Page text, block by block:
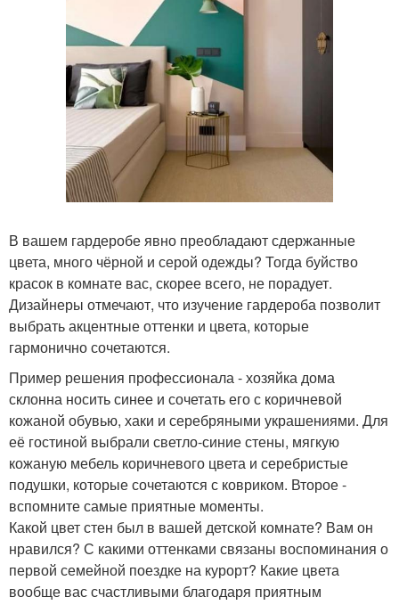
В вашем гардеробе явно преобладают сдержанные
цвета, много чёрной и серой одежды? Тогда буйство
красок в комнате вас, скорее всего, не порадует.
Дизайнеры отмечают, что изучение гардероба позволит
выбрать акцентные оттенки и цвета, которые
гармонично сочетаются.
Пример решения профессионала - хозяйка дома
склонна носить синее и сочетать его с коричневой
кожаной обувью, хаки и серебряными украшениями. Для
её гостиной выбрали светло-синие стены, мягкую
кожаную мебель коричневого цвета и серебристые
подушки, которые сочетаются с ковриком. Второе -
вспомните самые приятные моменты.
Какой цвет стен был в вашей детской комнате? Вам он
нравился? С какими оттенками связаны воспоминания о
первой семейной поездке на курорт? Какие цвета
вообще вас счастливыми благодаря приятным